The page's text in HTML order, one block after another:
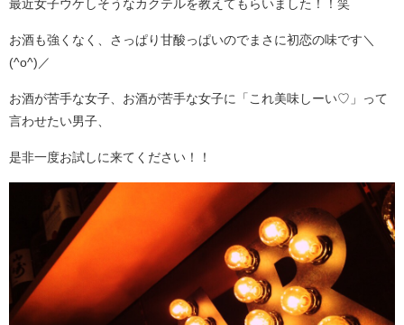
最近女子ウケしそうなカクテルを教えてもらいました！！笑
お酒も強くなく、さっぱり甘酸っぱいのでまさに初恋の味です＼
(^o^)／
お酒が苦手な女子、お酒が苦手な女子に「これ美味しーい♡」って
言わせたい男子、
是非一度お試しに来てください！！